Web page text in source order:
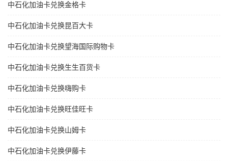
中石化加油卡兑换金格卡
中石化加油卡兑换昆百大卡
中石化加油卡兑换望海国际购物卡
中石化加油卡兑换生生百货卡
中石化加油卡兑换嗨购卡
中石化加油卡兑换旺佳旺卡
中石化加油卡兑换山姆卡
中石化加油卡兑换伊藤卡